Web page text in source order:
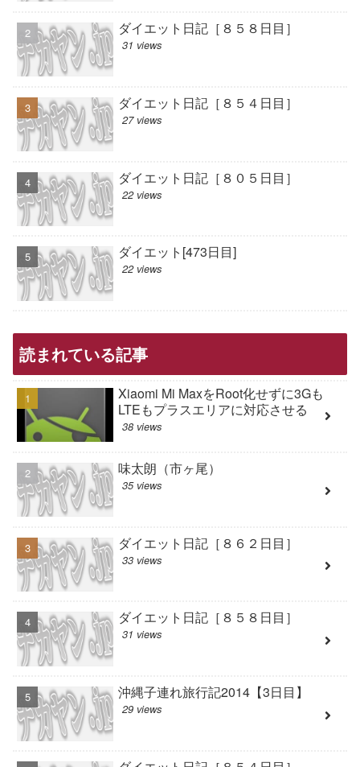
ダイエット日記［８５８日目］
31 views
ダイエット日記［８５４日目］
27 views
ダイエット日記［８０５日目］
22 views
ダイエット[473日目]
22 views
読まれている記事
Xiaomi Mi MaxをRoot化せずに3Gも
LTEもプラスエリアに対応させる
38 views
味太朗（市ヶ尾）
35 views
ダイエット日記［８６２日目］
33 views
ダイエット日記［８５８日目］
31 views
沖縄子連れ旅行記2014【3日目】
29 views